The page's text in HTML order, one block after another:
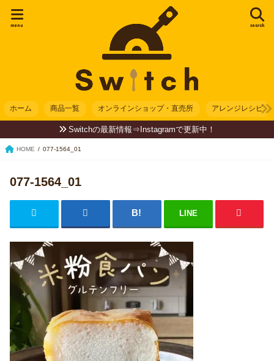
search
menu
ホーム 商品一覧 オンラインショップ・直売所 アレンジレシピ
Switchの最新情報⇒Instagramで更新中！
HOME 077-1564_01
077-1564_01
LINE